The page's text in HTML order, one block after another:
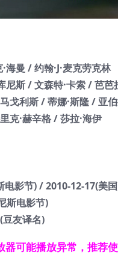
曼 / 约翰·J·麦克劳克林
斯 / 文森特·卡索 / 芭芭
戈利斯 / 蒂娜·斯隆 / 亚
克·赫辛格 / 莎拉·海伊
影节) / 2010-12-17(美
斯电影节)
友译名)
器可能播放异常，推荐